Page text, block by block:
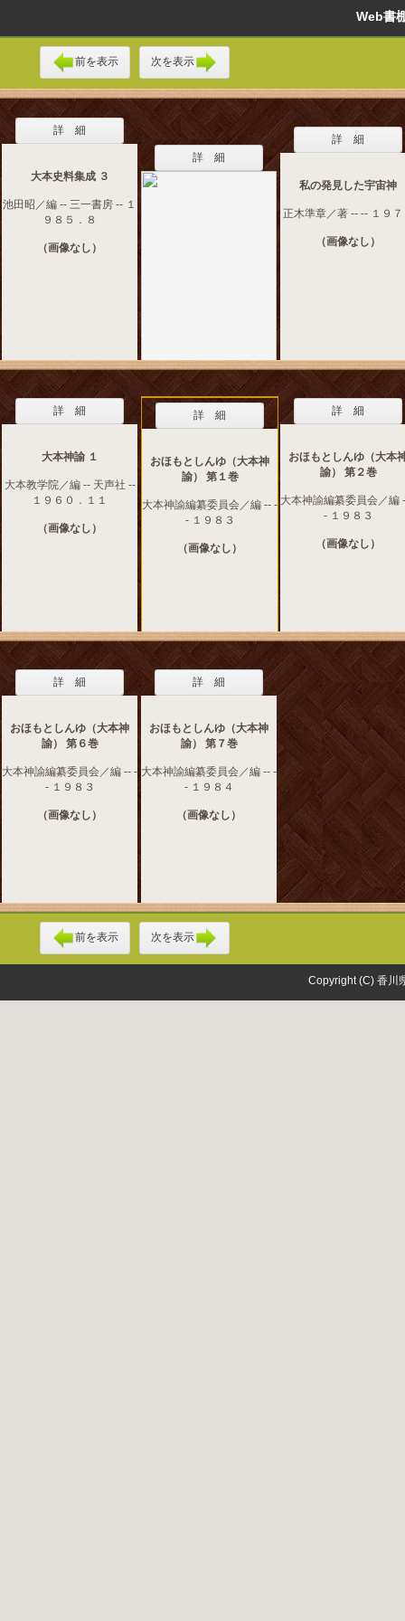
Web
前を表示 次を表示
詳 細
大本史料集成 ３
池田昭／編 -- 三一書房 -- １
９８５．８
（画像なし）
詳 細
詳 細
私の発見した宇宙神
正木準章／著 -- -- １９７
（画像なし）
詳 細
大本神諭 １
大本教学院／編 -- 天声社 --
１９６０．１１
（画像なし）
詳 細
おほもとしんゆ（大本神
諭） 第１巻
大本神諭編纂委員会／編 -- -
- １９８３
（画像なし）
詳 細
おほもとしんゆ（大本
諭） 第２巻
大本神諭編纂委員会／編
- １９８３
（画像なし）
詳 細
おほもとしんゆ（大本神
諭） 第６巻
大本神諭編纂委員会／編 -- -
- １９８３
（画像なし）
詳 細
おほもとしんゆ（大本神
諭） 第７巻
大本神諭編纂委員会／編 -- -
- １９８４
（画像なし）
前を表示 次を表示
Copyright (C) 香川